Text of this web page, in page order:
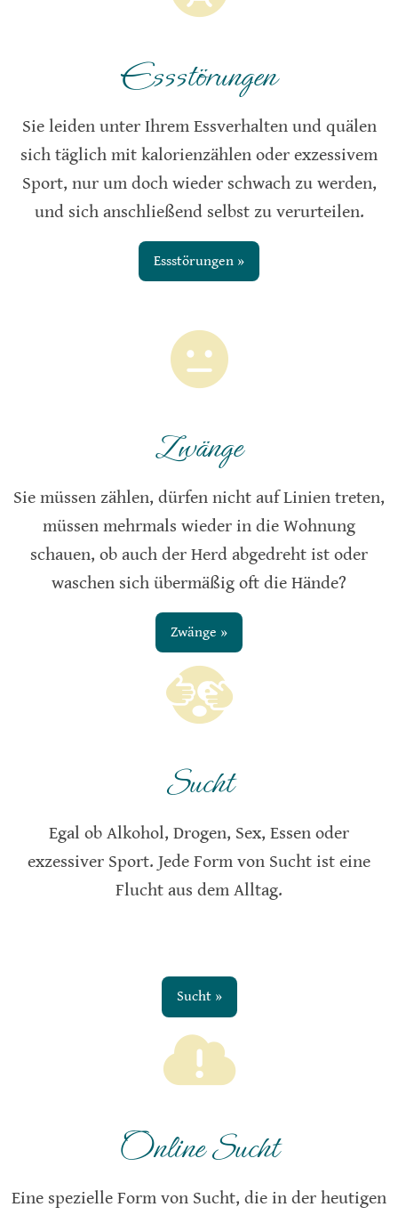
Essstörungen
Sie leiden unter Ihrem Essverhalten und quälen
sich täglich mit kalorienzählen oder exzessivem
Sport, nur um doch wieder schwach zu werden,
und sich anschließend selbst zu verurteilen.
Essstörungen »
Zwänge
Sie müssen zählen, dürfen nicht auf Linien treten,
müssen mehrmals wieder in die Wohnung
schauen, ob auch der Herd abgedreht ist oder
waschen sich übermäßig oft die Hände?
Zwänge »
Sucht
Egal ob Alkohol, Drogen, Sex, Essen oder
exzessiver Sport. Jede Form von Sucht ist eine
Flucht aus dem Alltag.
Sucht »
Online Sucht
Eine spezielle Form von Sucht, die in der heutigen